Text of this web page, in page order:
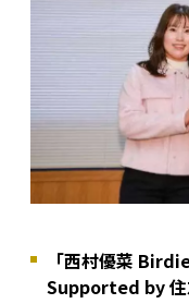
「西村優菜
Supported by 住